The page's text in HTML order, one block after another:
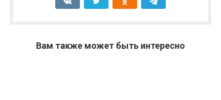
Вам также может быть интересно